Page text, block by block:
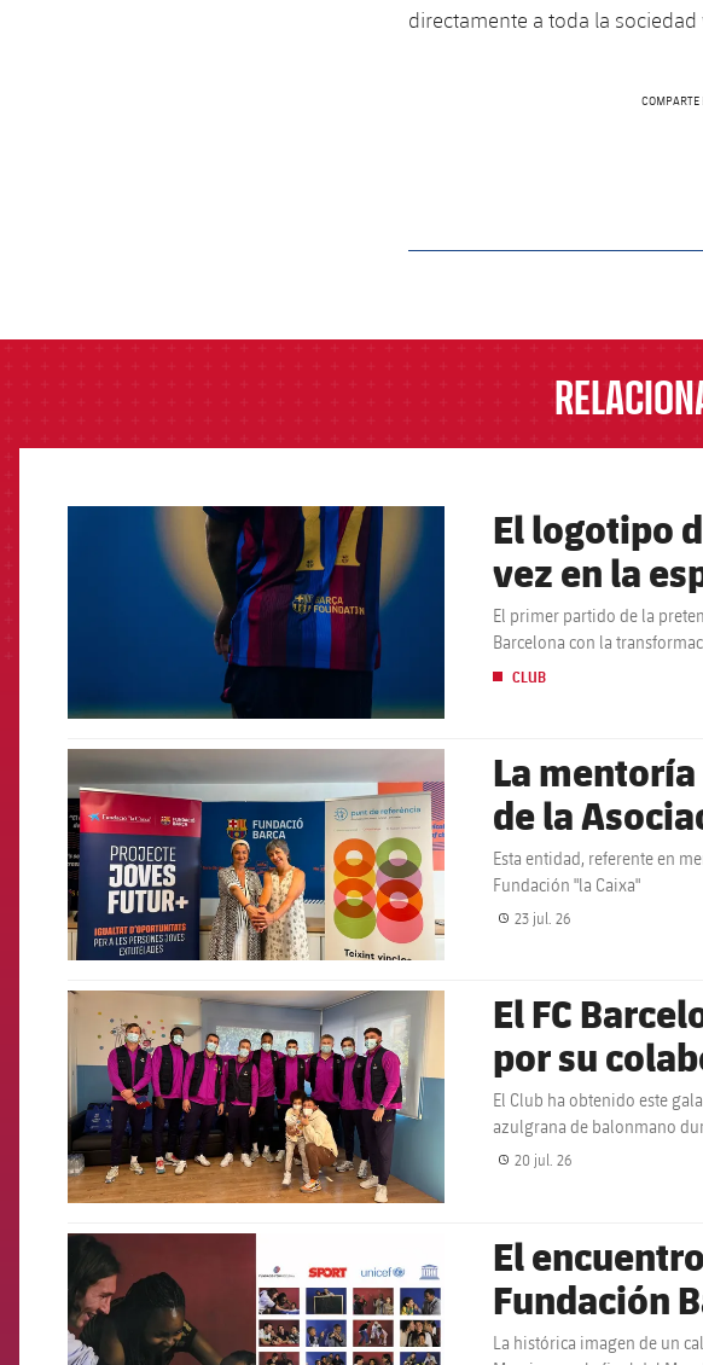
directamente a toda la
COMPARTE
FCB Barcelona badge
El logotipo
vez en la
El primer partido de la
Barcelona con la
CLUB
FCB Barcelona badge
La
de la
Esta entidad, referente en
Fundación "la Caixa"
label.share.clock
23 jul. 26
FCB Barcelona badge
El FC
por su
El Club ha obtenido este
azulgrana de balonmano
label.share.clock
20 jul. 26
FCB Barcelona badge
El
Fundación
La histórica imagen de un